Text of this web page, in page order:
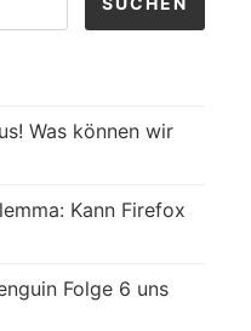
Was können wir
Kann Firefox
Folge 6 uns